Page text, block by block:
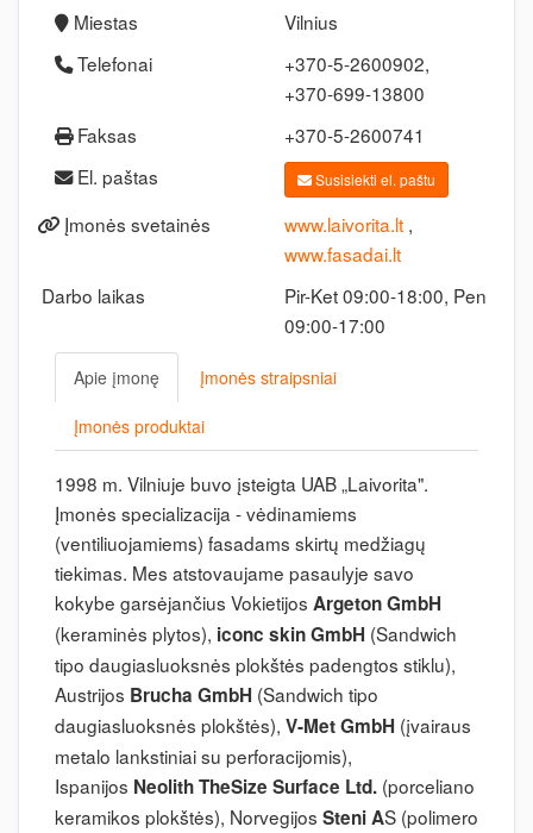
Miestas
Vilnius
Telefonai
+370-5-2600902,
+370-699-13800
Faksas
+370-5-2600741
El. paštas
Susisiekti el. paštu
Įmonės svetainės www.laivorita.lt ,
www.fasadai.lt
Darbo laikas
Pir-Ket 09:00-18:00, Pen
09:00-17:00
Apie įmonę Įmonės straipsniai
Įmonės produktai
1998 m. Vilniuje buvo įsteigta UAB „Laivorita".
Įmonės specializacija - vėdinamiems
(ventiliuojamiems) fasadams skirtų medžiagų
tiekimas. Mes atstovaujame pasaulyje savo
kokybe garsėjančius Vokietijos Argeton GmbH
(keraminės plytos), iconc skin GmbH (Sandwich
tipo daugiasluoksnės plokštės padengtos stiklu),
Austrijos Brucha GmbH (Sandwich tipo
daugiasluoksnės plokštės), V-Met GmbH (įvairaus
metalo lankstiniai su perforacijomis),
Ispanijos Neolith TheSize Surface Ltd. (porceliano
keramikos plokštės), Norvegijos Steni AS (polimero